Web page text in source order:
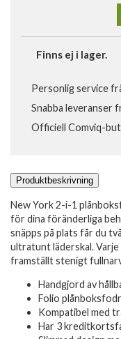
Finns ej i lager.
Personlig service
Snabba leveranser
Officiell Comviq-
Produktbeskrivning
New York 2-i-1
för dina föränderliga
snäpps på plats får du
ultratunt läderskal.
framställt stenigt
Handgjord av
Folio
Kompatibel med
Har 3